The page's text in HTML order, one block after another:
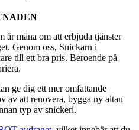
är måna om att erbjuda tjänster
Genom oss, Snickarn i
till ett bra pris. Beroende på
ge dig ett mer omfattande
av att renovera, bygga ny altan
typ av snickeri.